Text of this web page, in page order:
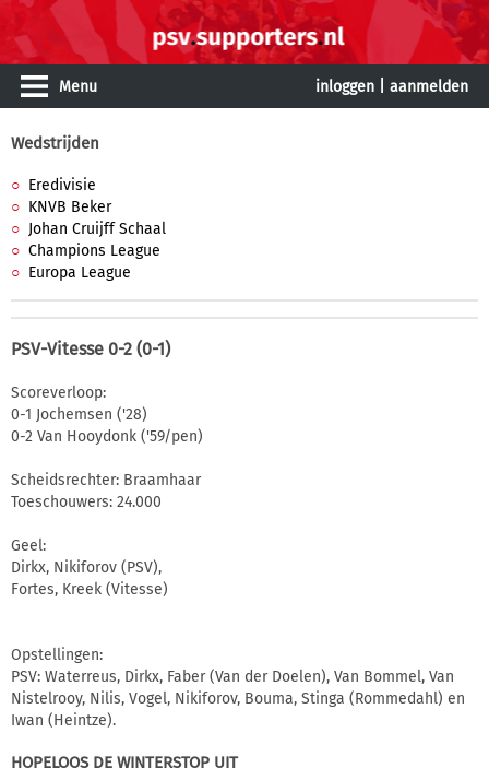
Menu inloggen aanmelden
Wedstrijden
Eredivisie
KNVB Beker
Johan Cruijff Schaal
Champions League
Europa League
PSV-Vitesse 0-2 (0-1)
Scoreverloop:
0-1 Jochemsen ('28)
0-2 Van Hooydonk ('59/pen)
Scheidsrechter: Braamhaar
Toeschouwers: 24.000
Geel:
Dirkx, Nikiforov (PSV),
Fortes, Kreek (Vitesse)
Opstellingen:
PSV: Waterreus, Dirkx, Faber (Van der Doelen), Van Bommel, Van
Nistelrooy, Nilis, Vogel, Nikiforov, Bouma, Stinga (Rommedahl) en
Iwan (Heintze).
HOPELOOS DE WINTERSTOP UIT